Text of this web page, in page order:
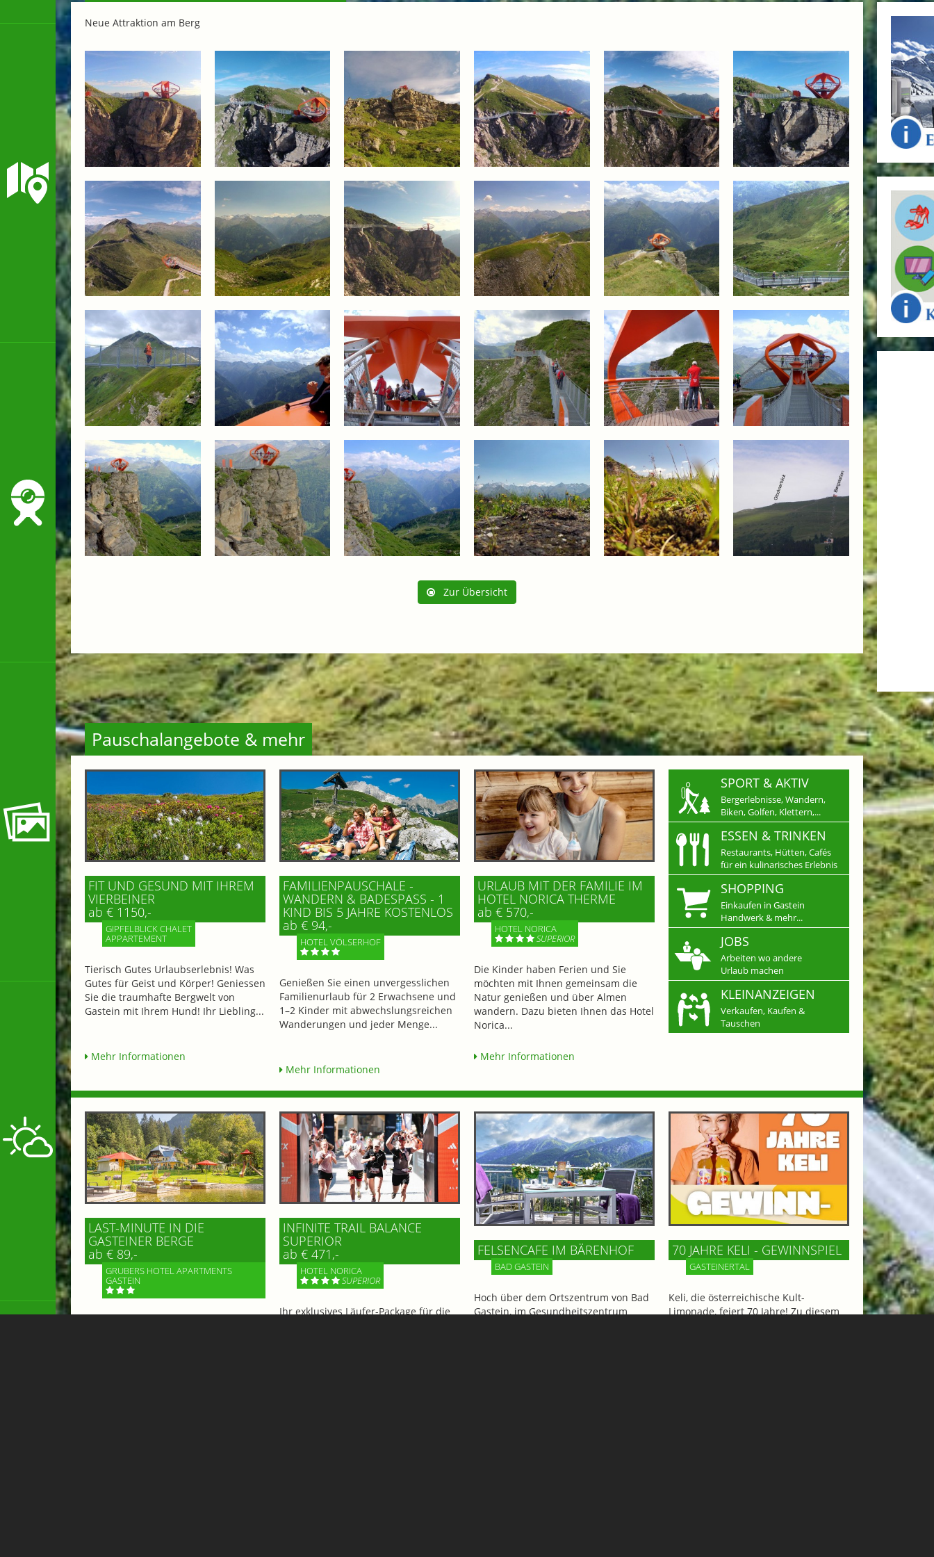
Neue Attraktion am Berg
Zur Übersicht
Pauschalangebote & mehr
FIT UND GESUND MIT IHREM
VIERBEINER
ab € 1150,-
GIPFELBLICK CHALET
APPARTEMENT
Tierisch Gutes Urlaubserlebnis! Was
Gutes für Geist und Körper! Geniessen
Sie die traumhafte Bergwelt von
Gastein mit Ihrem Hund! Ihr Liebling...
Mehr Informationen
FAMILIENPAUSCHALE -
WANDERN & BADESPASS - 1 K
IND BIS 5 JAHRE KOSTENLOS
ab € 94,-
HOTEL VÖLSERHOF
Genießen Sie einen unvergesslichen
Familienurlaub für 2 Erwachsene und
1–2 Kinder mit abwechslungsreichen
Wanderungen und jeder Menge...
Mehr Informationen
URLAUB MIT DER FAMILIE IM
HOTEL NORICA THERME
ab € 570,-
HOTEL NORICA
SUPERIOR
Die Kinder haben Ferien und Sie
möchten mit Ihnen gemeinsam die
Natur genießen und über Almen
wandern. Dazu bieten Ihnen das Hotel
Norica...
Mehr Informationen
SPORT & AKTIV
Bergerlebnisse, Wandern,
Biken, Golfen, Klettern,...
ESSEN & TRINKEN
Restaurants, Hütten, Cafés
für ein kulinarisches Erlebnis
SHOPPING
Einkaufen in Gastein
Handwerk & mehr...
JOBS
Arbeiten wo andere
Urlaub machen
KLEINANZEIGEN
Verkaufen, Kaufen &
Tauschen
LAST-MINUTE IN DIE
GASTEINER BERGE
ab € 89,-
GRUBERS HOTEL APARTMENTS
GASTEIN
INFINITE TRAIL BALANCE
SUPERIOR
ab € 471,-
HOTEL NORICA
SUPERIOR
Ihr exklusives Läufer-Package für die
FELSENCAFE IM BÄRENHOF
BAD GASTEIN
Hoch über dem Ortszentrum von Bad
Gastein, im Gesundheitszentrum
70 JAHRE KELI - GEWINNSPIEL
GASTEINERTAL
Keli, die österreichische Kult-
Limonade, feiert 70 Jahre! Zu diesem